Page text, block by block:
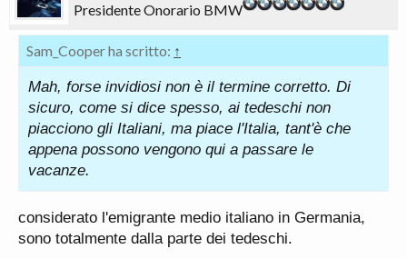
Presidente Onorario BMW
Sam_Cooper ha scritto: ↑
Mah, forse invidiosi non è il termine corretto. Di
sicuro, come si dice spesso, ai tedeschi non
piacciono gli Italiani, ma piace l'Italia, tant'è che
appena possono vengono qui a passare le
vacanze.
considerato l'emigrante medio italiano in Germania,
sono totalmente dalla parte dei tedeschi.